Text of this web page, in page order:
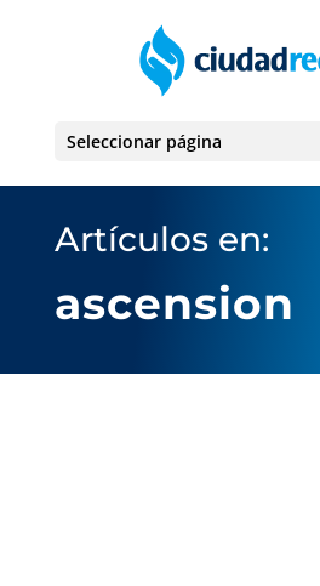
Seleccionar página
Artículos en:
ascension